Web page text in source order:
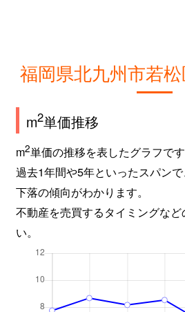
福岡県北九州市若
m2単価推移
m2単価の推移を表したグラフです
過去1年間や5年といったスパン
下落の傾向がわかります。
不動産を売買するタイミングな
い。